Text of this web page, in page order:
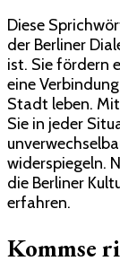
Diese
der Berliner
ist. Sie fördern
eine
Stadt leben.
Sie in jeder
widerspiegeln.
die Berliner
erfahren.
Kommse